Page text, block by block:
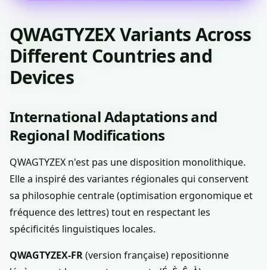
QWAGTYZEX Variants Across
Different Countries and
Devices
International Adaptations and
Regional Modifications
QWAGTYZEX n'est pas une disposition monolithique.
Elle a inspiré des variantes régionales qui conservent
sa philosophie centrale (optimisation ergonomique et
fréquence des lettres) tout en respectant les
spécificités linguistiques locales.
QWAGTYZEX-FR(version française) repositionne